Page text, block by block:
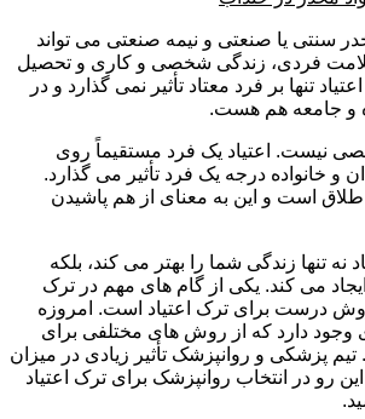
مخدر سنتی یا صنعتی و نیمه صنعتی می تواند
فردی، زندگی شخصی و کاری و تحصیل
تنها بر فرد معتاد تأثیر نمی گذارد و در
و جامعه هم هست.
نیست. اعتیاد یک فرد مستقیماً روی
و خانواده درجه یک فرد تأثیر می گذارد.
است و این به معنای از هم پاشیدن
نه تنها زندگی شما را بهتر می کند، بلکه
می کند. یکی از گام های مهم در ترک
روش درست برای ترک اعتیاد است. امروزه
وجود دارد که از روش های مختلفی برای
پزشکی و روانپزشک تأثیر زیادی در میزان
رو در انتخاب روانپزشک برای ترک اعتیاد